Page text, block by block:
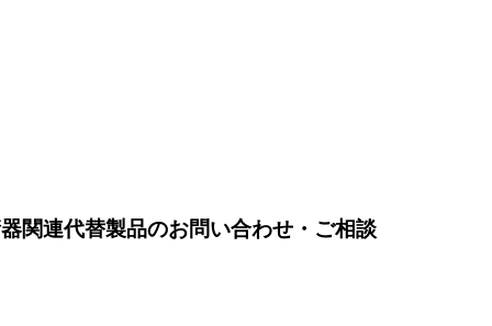
関連代替製品のお問い合わせ・ご相談